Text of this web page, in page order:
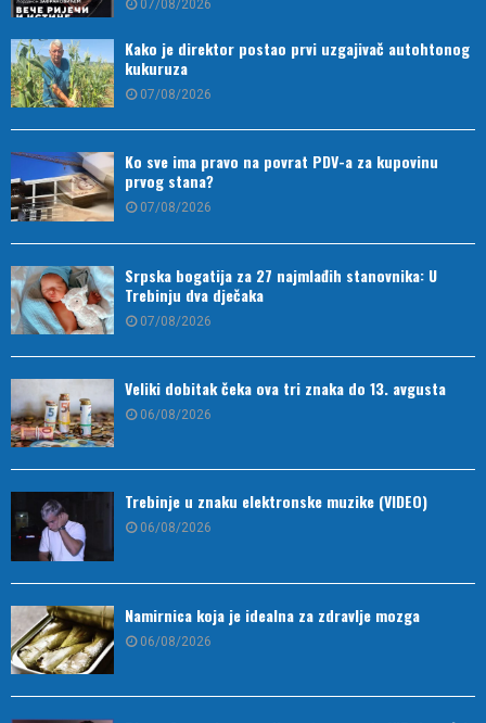
07/08/2026
Kako je direktor postao prvi uzgajivač autohtonog
kukuruza
07/08/2026
Ko sve ima pravo na povrat PDV-a za kupovinu
prvog stana?
07/08/2026
Srpska bogatija za 27 najmlađih stanovnika: U
Trebinju dva dječaka
07/08/2026
Veliki dobitak čeka ova tri znaka do 13. avgusta
06/08/2026
Trebinje u znaku elektronske muzike (VIDEO)
06/08/2026
Namirnica koja je idealna za zdravlje mozga
06/08/2026